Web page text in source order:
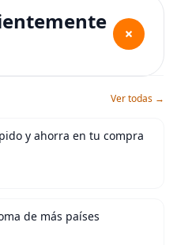
+
Ver todas →
y ahorra en tu compra
de más países